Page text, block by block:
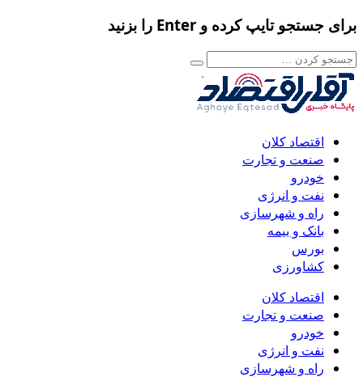
برای جستجو تایپ کرده و Enter را بزنید
اقتصاد کلان
صنعت و تجارت
خودرو
نفت و انرژی
راه و شهرسازی
بانک و بیمه
بورس
کشاورزی
اقتصاد کلان
صنعت و تجارت
خودرو
نفت و انرژی
راه و شهرسازی